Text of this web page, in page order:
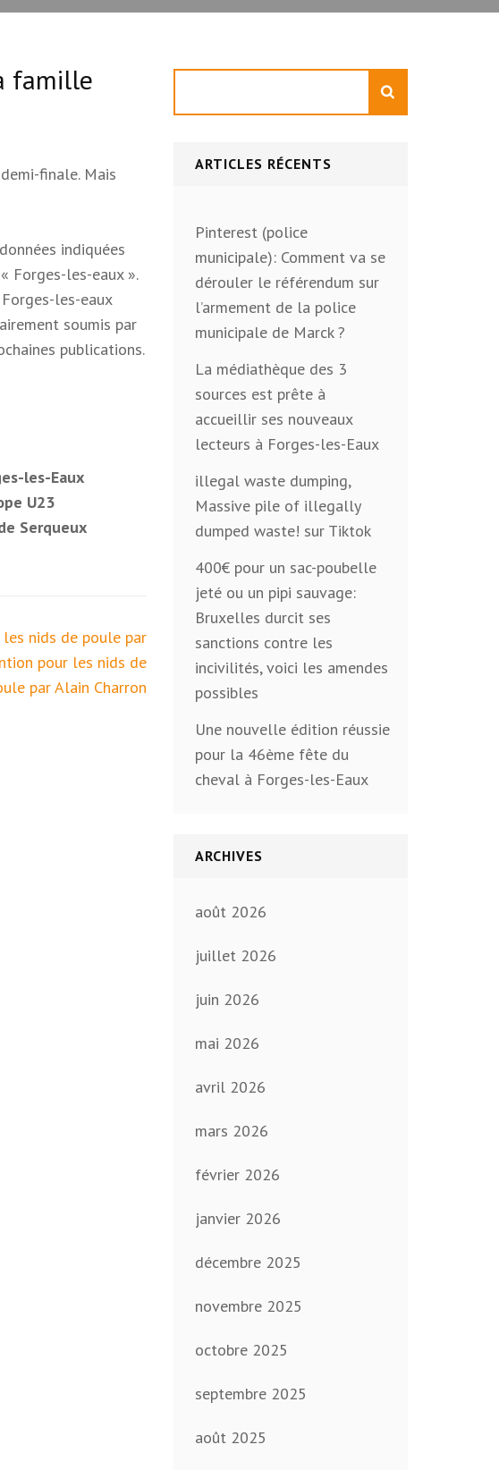
famille
finale. Mais
indiquées
Forges-les-eaux ».
les-eaux
soumis par
publications.
les-Eaux
U23
Serqueux
nids de poule par
pour les nids de
par Alain Charron
ARTICLES RÉCENTS
Pinterest (police
municipale): Comment va se
dérouler le référendum sur
l’armement de la police
municipale de Marck ?
La médiathèque des 3
sources est prête à
accueillir ses nouveaux
lecteurs à Forges-les-Eaux
illegal waste dumping,
Massive pile of illegally
dumped waste! sur Tiktok
400€ pour un sac-poubelle
jeté ou un pipi sauvage:
Bruxelles durcit ses
sanctions contre les
incivilités, voici les amendes
possibles
Une nouvelle édition réussie
pour la 46ème fête du
cheval à Forges-les-Eaux
ARCHIVES
août 2026
juillet 2026
juin 2026
mai 2026
avril 2026
mars 2026
février 2026
janvier 2026
décembre 2025
novembre 2025
octobre 2025
septembre 2025
août 2025